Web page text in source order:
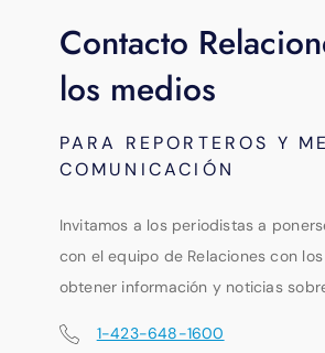
Contacto
los medios
PARA REPORTEROS Y
COMUNICACIÓN
Invitamos a los periodistas a
con el equipo de Relaciones con
obtener información y noticias
1-423-648-1600